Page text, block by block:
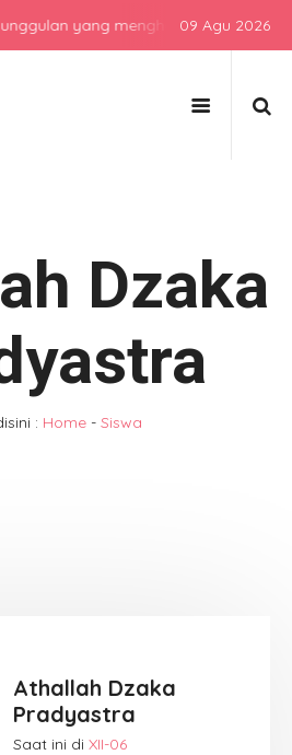
yang menghasilkan lulusan
09 Agu 2026
Dzaka
: Home - Siswa
Athallah Dzaka
Pradyastra
Saat ini diXII-06